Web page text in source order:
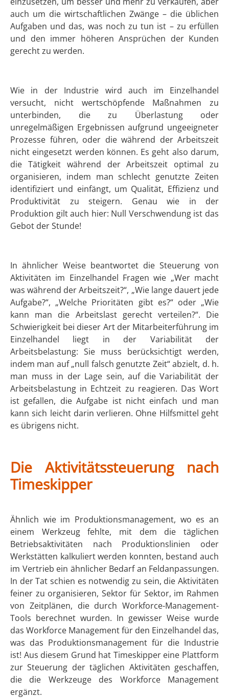
auch um die wirtschaftlichen Zwänge – die üblichen
Aufgaben und das, was noch zu tun ist – zu erfüllen
und den immer höheren Ansprüchen der Kunden
gerecht zu werden.
Wie in der Industrie wird auch im Einzelhandel
versucht, nicht wertschöpfende Maßnahmen zu
unterbinden, die zu Überlastung oder
unregelmäßigen Ergebnissen aufgrund ungeeigneter
Prozesse führen, oder die während der Arbeitszeit
nicht eingesetzt werden können. Es geht also darum,
die Tätigkeit während der Arbeitszeit optimal zu
organisieren, indem man schlecht genutzte Zeiten
identifiziert und einfängt, um Qualität, Effizienz und
Produktivität zu steigern. Genau wie in der
Produktion gilt auch hier: Null Verschwendung ist das
Gebot der Stunde!
In ähnlicher Weise beantwortet die Steuerung von
Aktivitäten im Einzelhandel Fragen wie „Wer macht
was während der Arbeitszeit?“, „Wie lange dauert jede
Aufgabe?“, „Welche Prioritäten gibt es?“ oder „Wie
kann man die Arbeitslast gerecht verteilen?“. Die
Schwierigkeit bei dieser Art der Mitarbeiterführung im
Einzelhandel liegt in der Variabilität der
Arbeitsbelastung: Sie muss berücksichtigt werden,
indem man auf „null falsch genutzte Zeit“ abzielt, d. h.
man muss in der Lage sein, auf die Variabilität der
Arbeitsbelastung in Echtzeit zu reagieren. Das Wort
ist gefallen, die Aufgabe ist nicht einfach und man
kann sich leicht darin verlieren. Ohne Hilfsmittel geht
es übrigens nicht.
Die Aktivitätssteuerung nach
Timeskipper
Ähnlich wie im Produktionsmanagement, wo es an
einem Werkzeug fehlte, mit dem die täglichen
Betriebsaktivitäten nach Produktionslinien oder
Werkstätten kalkuliert werden konnten, bestand auch
im Vertrieb ein ähnlicher Bedarf an Feldanpassungen.
In der Tat schien es notwendig zu sein, die Aktivitäten
feiner zu organisieren, Sektor für Sektor, im Rahmen
von Zeitplänen, die durch Workforce-Management-
Tools berechnet wurden. In gewisser Weise wurde
das Workforce Management für den Einzelhandel das,
was das Produktionsmanagement für die Industrie
ist! Aus diesem Grund hat Timeskipper eine Plattform
zur Steuerung der täglichen Aktivitäten geschaffen,
die die Werkzeuge des Workforce Management
ergänzt.